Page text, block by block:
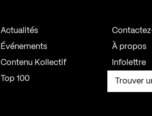
Actualités
Événements
Contenu Kollectif
Top 100
À propos
Infolettre
Trouver